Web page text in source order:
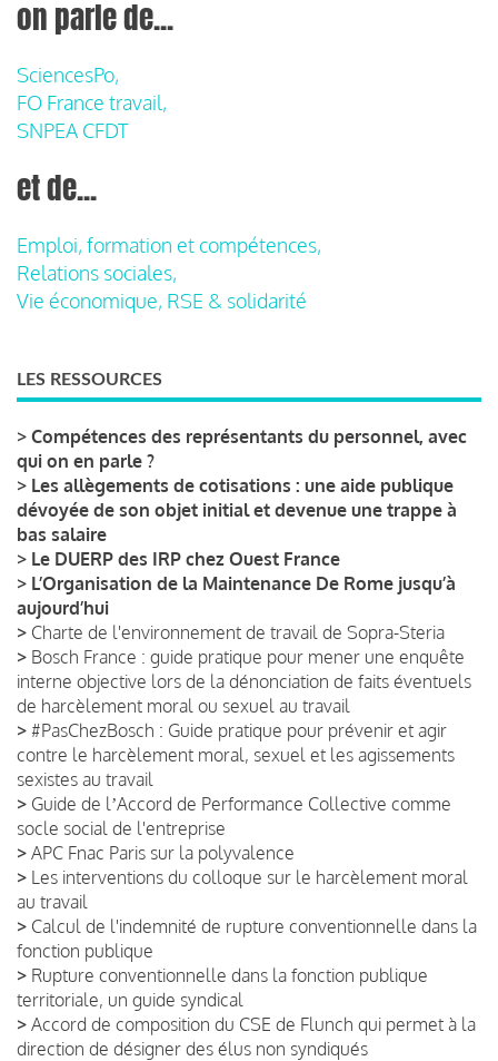
on parle de...
SciencesPo,
FO France travail,
SNPEA CFDT
et de...
Emploi, formation et compétences,
Relations sociales,
Vie économique, RSE & solidarité
LES RESSOURCES
> Compétences des représentants du personnel, avec
qui on en parle ?
> Les allègements de cotisations : une aide publique
dévoyée de son objet initial et devenue une trappe à
bas salaire
> Le DUERP des IRP chez Ouest France
> L’Organisation de la Maintenance De Rome jusqu’à
aujourd’hui
> Charte de l'environnement de travail de Sopra-Steria
> Bosch France : guide pratique pour mener une enquête
interne objective lors de la dénonciation de faits éventuels
de harcèlement moral ou sexuel au travail
> #PasChezBosch : Guide pratique pour prévenir et agir
contre le harcèlement moral, sexuel et les agissements
sexistes au travail
> Guide de lʼAccord de Performance Collective comme
socle social de l'entreprise
> APC Fnac Paris sur la polyvalence
> Les interventions du colloque sur le harcèlement moral
au travail
> Calcul de l'indemnité de rupture conventionnelle dans la
fonction publique
> Rupture conventionnelle dans la fonction publique
territoriale, un guide syndical
> Accord de composition du CSE de Flunch qui permet à la
direction de désigner des élus non syndiqués